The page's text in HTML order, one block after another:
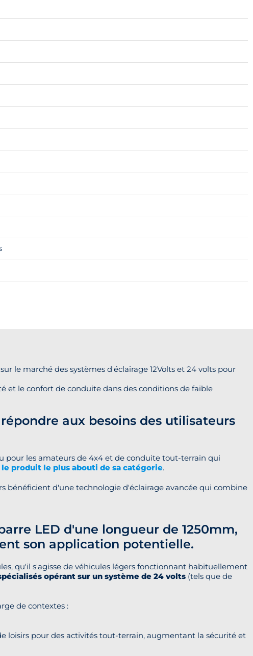
le marché des systèmes d'éclairage 12Volts et 24 volts pour
et le confort de conduite dans des conditions de faible
aux besoins des utilisateurs
pour les amateurs de 4x4 et de conduite tout-terrain qui
produit le plus abouti de sa catégorie.
bénéficient d'une technologie d'éclairage avancée qui combine
LED d'une longueur de 1250mm,
son application potentielle.
qu'il s'agisse de véhicules légers fonctionnant habituellement
opérant sur un système de 24 volts (tels que de
de contextes :
loisirs pour des activités tout-terrain, augmentant la sécurité et